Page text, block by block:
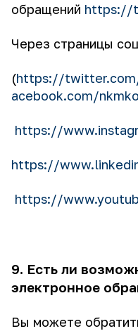
обращений https://
Через страницы
(https://
acebook.com/
https://
https://
https://
9. Есть ли
электронное
Вы можете